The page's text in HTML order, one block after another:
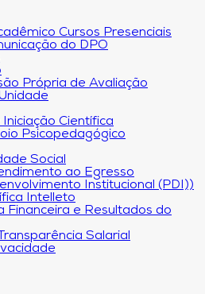
Cursos Presenciais
do DPO
Própria de Avaliação
Científica
Psicopedagógico
Social
ao Egresso
Institucional (PDI))
Intelleto
Financeira e Resultados do
Salarial